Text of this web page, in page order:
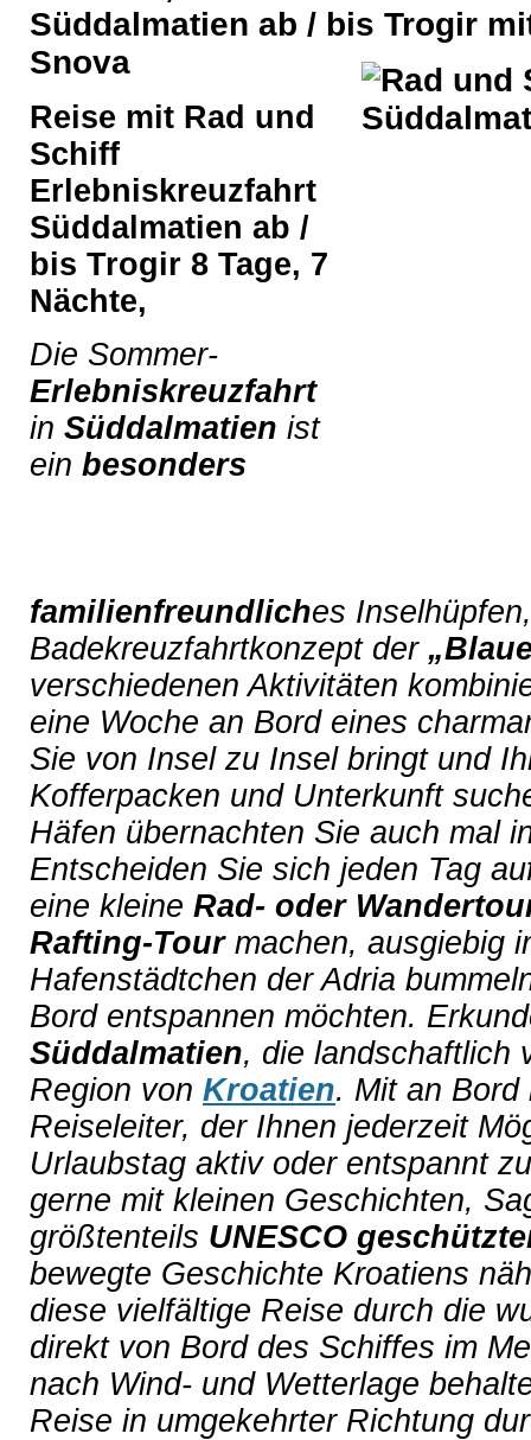
Süddalmatien ab / bis Trogir
Snova
Reise mit Rad und
Schiff
Erlebniskreuzfahrt
Süddalmatien ab /
bis Trogir 8 Tage, 7
Nächte,
Die Sommer-
Erlebniskreuzfahrt
in Süddalmatien ist
ein besonders
familienfreundliches
Badekreuzfahrtkonzept der
verschiedenen Aktivitäten
eine Woche an Bord eines
Sie von Insel zu Insel bringt und
Kofferpacken und Unterkunft
Häfen übernachten Sie auch mal
Entscheiden Sie sich jeden Tag
eine kleine Rad- oder
Rafting-Tourmachen, ausgiebig
Hafenstädtchen der Adria
Bord entspannen möchten.
Süddalmatien, die landschaftlich
Region von Kroatien. Mit an Bord
Reiseleiter, der Ihnen jederzeit
Urlaubstag aktiv oder entspannt
gerne mit kleinen Geschichten,
größtenteils UNESCO
bewegte Geschichte Kroatiens
diese vielfältige Reise durch die
direkt von Bord des Schiffes im
nach Wind- und Wetterlage
Reise in umgekehrter Richtung